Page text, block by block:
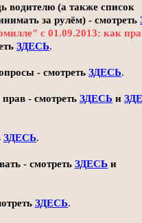
водителю (а также список
за рулём) - смотреть
с 01.09.2013: как
ЗДЕСЬ.
- смотреть ЗДЕСЬ.
- смотреть ЗДЕСЬ и
ЗДЕСЬ.
- смотреть ЗДЕСЬ и
ЗДЕСЬ.